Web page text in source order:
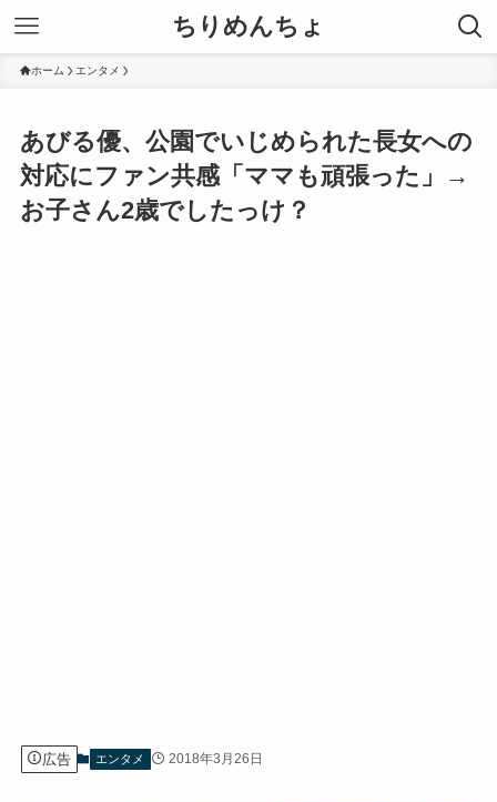
ちりめんちょ
ホーム エンタメ
あびる優、公園でいじめられた長女への
対応にファン共感「ママも頑張った」→
お子さん2歳でしたっけ？
広告 エンタメ 2018年3月26日